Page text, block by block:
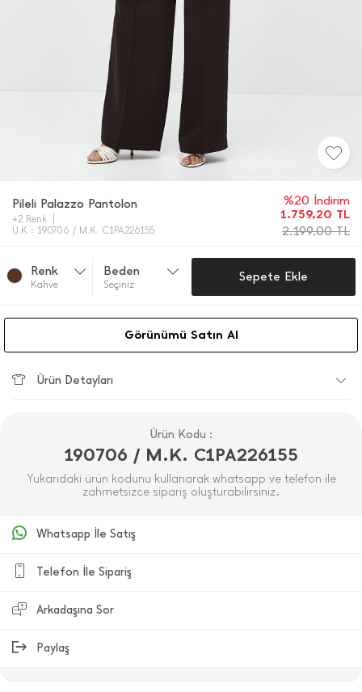
Pileli Palazzo Pantolon
+2 Renk
Ü.K : 190706 / M.K. C1PA226155
%20 İndirim
1.759,20 TL
2.199,00TL
Renk
Kahve
Beden
Seçiniz
Sepete Ekle
Görünümü Satın Al
Ürün Detayları
Ürün Kodu :
190706 / M.K. C1PA226155
Yukarıdaki ürün kodunu kullanarak whatsapp ve telefon ile
zahmetsizce sipariş oluşturabilirsiniz.
Whatsapp İle Satış
Telefon İle Sipariş
Arkadaşına Sor
Paylaş